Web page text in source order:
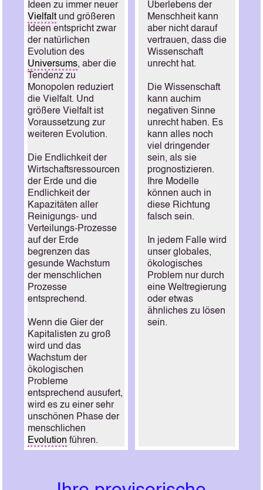
Ideen zu immer neuer
Vielfalt und größeren
Ideen entspricht zwar
der natürlichen
Evolution des
Universums, aber die
Tendenz zu
Monopolen reduziert
die Vielfalt. Und
größere Vielfalt ist
Voraussetzung zur
weiteren Evolution.
Die Endlichkeit der
Wirtschaftsressourcen
der Erde und die
Endlichkeit der
Kapazitäten aller
Reinigungs- und
Verteilungs-Prozesse
auf der Erde
begrenzen das
gesunde Wachstum
der menschlichen
Prozesse
entsprechend.
Wenn die Gier der
Kapitalisten zu groß
wird und das
Wachstum der
ökologischen
Probleme
entsprechend ausufert,
wird es zu einer sehr
unschönen Phase der
menschlichen
Evolution führen.
Überlebens der
Menschheit kann
aber nicht darauf
vertrauen, dass die
Wissenschaft
unrecht hat.
Die Wissenschaft
kann auchim
negativen Sinne
unrecht haben. Es
kann alles noch
viel dringender
sein, als sie
prognostizieren.
Ihre Modelle
können auch in
diese Richtung
falsch sein.
In jedem Falle wird
unser globales,
ökologisches
Problem nur durch
eine Weltregierung
oder etwas
ähnliches zu lösen
sein.